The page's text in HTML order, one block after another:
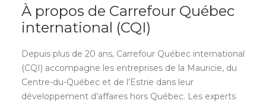
À propos de Carrefour Québec
international (CQI)
Depuis plus de 20 ans, Carrefour Québec international
(CQI) accompagne les entreprises de la Mauricie, du
Centre-du-Québec et de l’Estrie dans leur
développement d’affaires hors Québec. Les experts